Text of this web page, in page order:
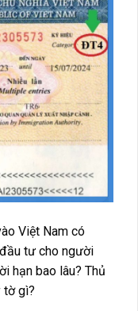
Việt Nam có
tư cho người
hạn bao lâu? Thủ
tờ gì?